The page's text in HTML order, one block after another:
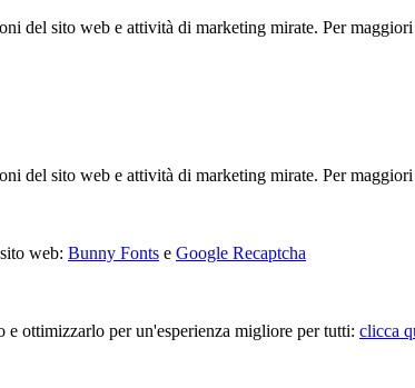
del sito web e attività di marketing mirate. Per
del sito web e attività di marketing mirate. Per
web: Bunny Fonts e Google Recaptcha
ottimizzarlo per un'esperienza migliore per tutti: clicca